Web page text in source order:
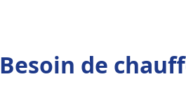
Besoin de